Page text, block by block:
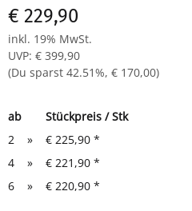
€ 229,90
inkl. 19% MwSt.
UVP: € 399,90
(Du sparst 42.51%, € 170,00)
ab
Stückpreis / Stk
2
» € 225,90 *
4
» € 221,90 *
6
» € 220,90 *